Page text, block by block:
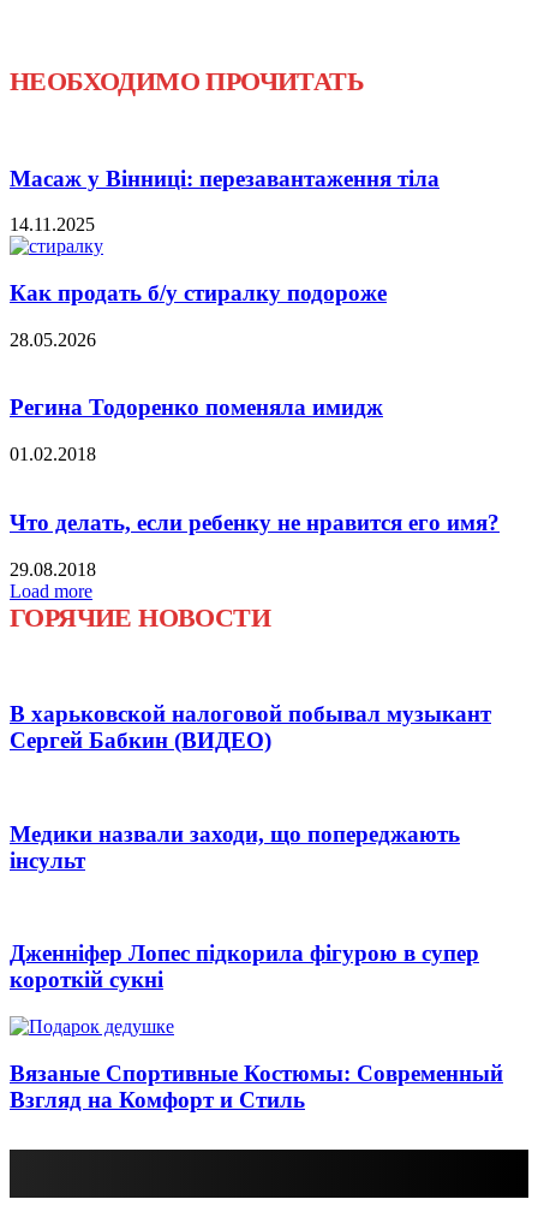
НЕОБХОДИМО ПРОЧИТАТЬ
Масаж у Вінниці: перезавантаження тіла
14.11.2025
Как продать б/у стиралку подороже
28.05.2026
Регина Тодоренко поменяла имидж
01.02.2018
Что делать, если ребенку не нравится его имя?
29.08.2018
Load more
ГОРЯЧИЕ НОВОСТИ
В харьковской налоговой побывал музыкант
Сергей Бабкин (ВИДЕО)
Медики назвали заходи, що попереджають
інсульт
Дженніфер Лопес підкорила фігурою в супер
короткій сукні
Вязаные Спортивные Костюмы: Современный
Взгляд на Комфорт и Стиль